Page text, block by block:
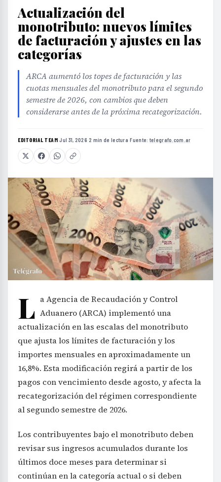
Actualización del
monotributo: nuevos límites
de facturación y ajustes en las
categorías
ARCA aumentó los topes de facturación y las
cuotas mensuales del monotributo para el segundo
semestre de 2026, con cambios que deben
considerarse antes de la próxima recategorización.
EDITORIAL TEAM·Jul 31, 2026·2 min de lectura·Fuente: telegrafo.com.ar
L a Agencia de Recaudación y Control
Aduanero (ARCA) implementó una
actualización en las escalas del monotributo
que ajusta los límites de facturación y los
importes mensuales en aproximadamente un
16,8%. Esta modificación regirá a partir de los
pagos con vencimiento desde agosto, y afecta la
recategorización del régimen correspondiente
al segundo semestre de 2026.
Los contribuyentes bajo el monotributo deben
revisar sus ingresos acumulados durante los
últimos doce meses para determinar si
continúan en la categoría actual o si deben